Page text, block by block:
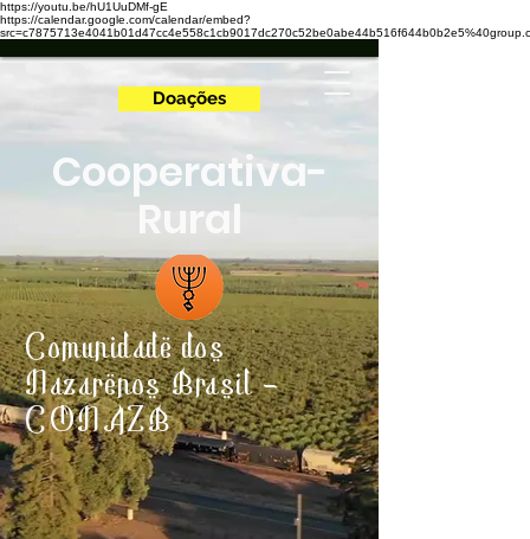
https://youtu.be/hU1UuDMf-gE
https://calendar.google.com/calendar/embed?
Doações
Cooperativa-
Rural
Comunidade dos
Nazarenos Brasil -
CONAZB